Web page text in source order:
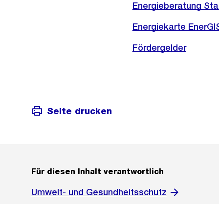
Energieberatung
Energiekarte
Fördergelder
Seite drucken
Für diesen Inhalt verantwortlich
Umwelt- und Gesundheitsschutz